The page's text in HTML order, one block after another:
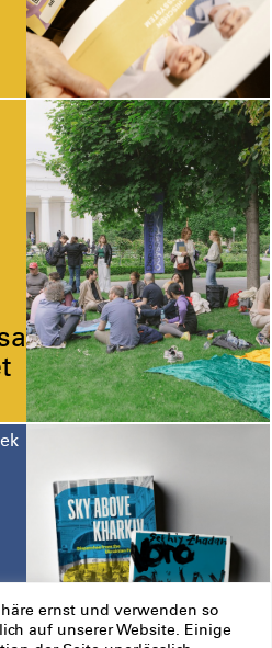
ernst und verwenden so
auf unserer Website. Einige